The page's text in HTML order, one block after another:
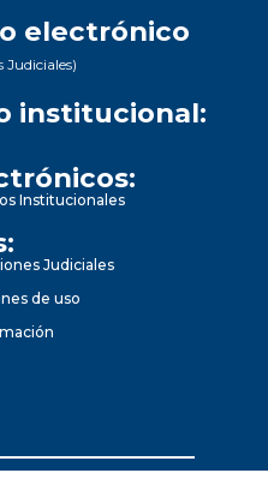
electrónico
Judiciales)
institucional:
Institucionales
Judiciales
de uso